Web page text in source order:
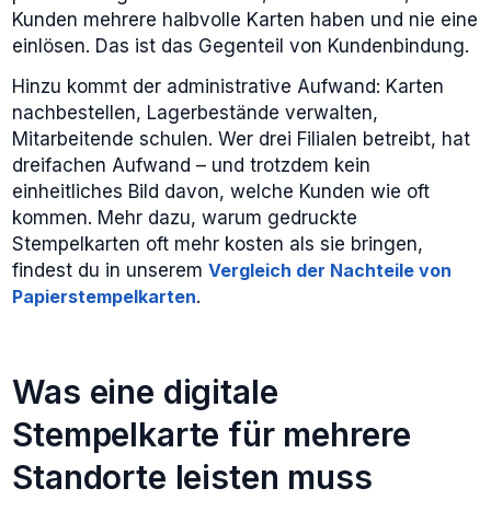
Kunden mehrere halbvolle Karten haben und nie eine
einlösen. Das ist das Gegenteil von Kundenbindung.
Hinzu kommt der administrative Aufwand: Karten
nachbestellen, Lagerbestände verwalten,
Mitarbeitende schulen. Wer drei Filialen betreibt, hat
dreifachen Aufwand – und trotzdem kein
einheitliches Bild davon, welche Kunden wie oft
kommen. Mehr dazu, warum gedruckte
Stempelkarten oft mehr kosten als sie bringen,
findest du in unseremVergleich der Nachteile von
Papierstempelkarten.
Was eine digitale
Stempelkarte für mehrere
Standorte leisten muss